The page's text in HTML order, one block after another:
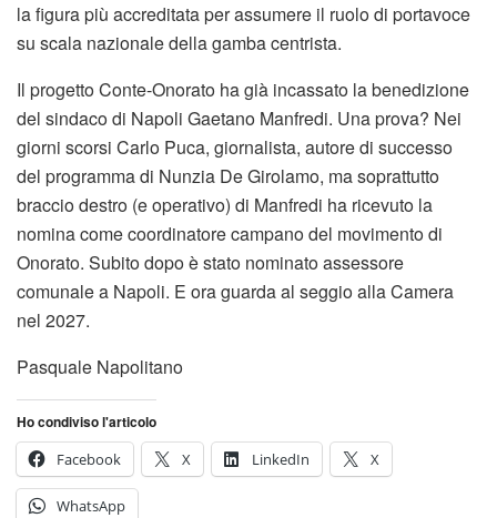
la figura più accreditata per assumere il ruolo di portavoce
su scala nazionale della gamba centrista.
Il progetto Conte-Onorato ha già incassato la benedizione
del sindaco di Napoli Gaetano Manfredi. Una prova? Nei
giorni scorsi Carlo Puca, giornalista, autore di successo
del programma di Nunzia De Girolamo, ma soprattutto
braccio destro (e operativo) di Manfredi ha ricevuto la
nomina come coordinatore campano del movimento di
Onorato. Subito dopo è stato nominato assessore
comunale a Napoli. E ora guarda al seggio alla Camera
nel 2027.
Pasquale Napolitano
Ho condiviso l'articolo
Facebook
X LinkedIn X
WhatsApp